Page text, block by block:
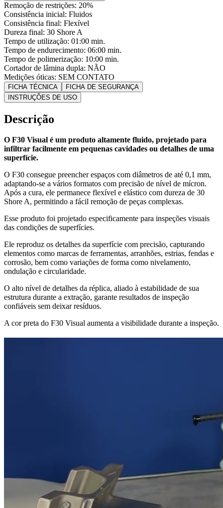
Remoção de restrições: 20%
Consistência inicial: Fluidos
Consistência final: Flexível
Dureza final: 30 Shore A
Tempo de utilização: 01:00 min.
Tempo de endurecimento: 06:00 min.
Tempo de polimerização: 10:00 min.
Cortador de lâmina dupla: NÃO
Medições óticas: SEM CONTATO
FICHA TÉCNICA
FICHA DE SEGURANÇA
INSTRUÇÕES DE USO
Descrição
O F30 Visual é um produto altamente fluido, projetado para
infiltrar facilmente em pequenas cavidades ou detalhes de uma
superfície.
O F30 consegue preencher espaços com diâmetros de até 0,1 mm,
adaptando-se a vários formatos com precisão de nível de mícron.
Após a cura, ele permanece flexível e elástico com dureza de 30
Shore A, permitindo a fácil remoção de peças complexas.
Esse produto foi projetado especificamente para inspeções visuais
das condições de superfícies.
Ele reproduz os detalhes da superfície com precisão, capturando
elementos como marcas de ferramentas, arranhões, estrias, fendas e
corrosão, bem como variações de forma como nivelamento,
ondulação e circularidade.
O alto nível de detalhes da réplica, aliado à estabilidade de sua
estrutura durante a extração, garante resultados de inspeção
confiáveis sem deixar resíduos.
A cor preta do F30 Visual aumenta a visibilidade durante a inspeção.